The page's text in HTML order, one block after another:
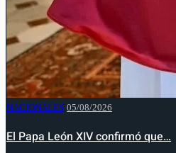
NACIONALES 05/08/2026
El Papa León XIV confirmó que…